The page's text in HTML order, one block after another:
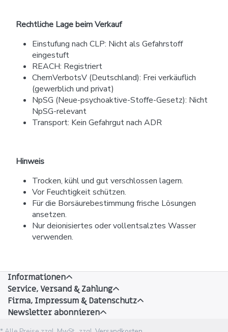
Rechtliche Lage beim Verkauf
Einstufung nach CLP: Nicht als Gefahrstoff
eingestuft
REACH: Registriert
ChemVerbotsV (Deutschland): Frei verkäuflich
(gewerblich und privat)
NpSG (Neue-psychoaktive-Stoffe-Gesetz): Nicht
NpSG-relevant
Transport: Kein Gefahrgut nach ADR
Hinweis
Trocken, kühl und gut verschlossen lagern.
Vor Feuchtigkeit schützen.
Für die Borsäurebestimmung frische Lösungen
ansetzen.
Nur deionisiertes oder vollentsalztes Wasser
verwenden.
Informationen
Service, Versand & Zahlung
Firma, Impressum & Datenschutz
Newsletter abonnieren